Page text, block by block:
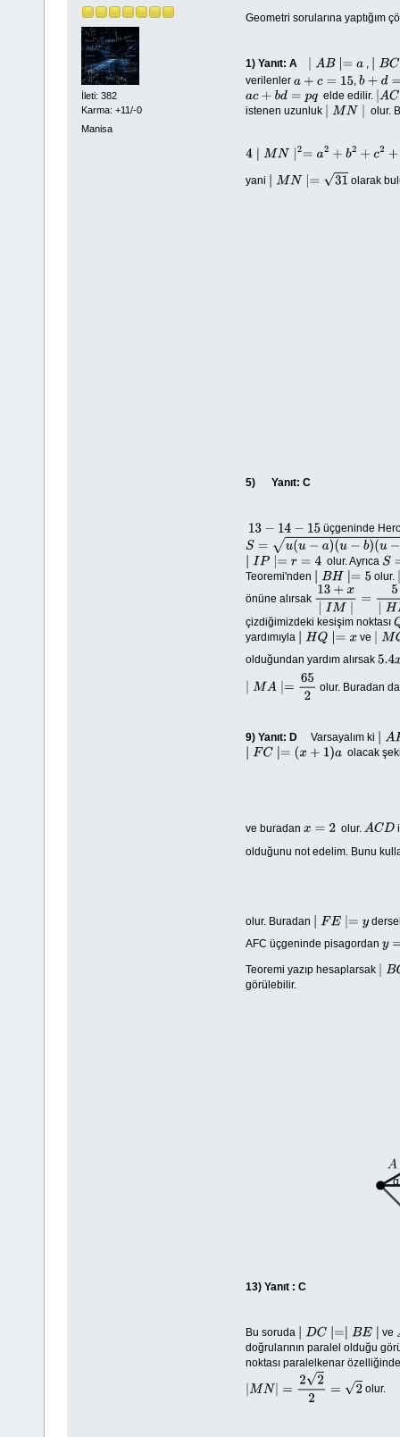
İleti: 382
Karma: +11/-0
Manisa
Geometri sorularına yaptığım
1) Yanıt: A AB∣= a , BC
verilenler a+c=15 ,b +d =43
ac+bd=p q elde edilir. AC|
istenen uzunluk
MN∣ olur.
4∣ MN ∣2 =a 2+b2+ c2
yani MN∣= 31 olarak
5) Yanıt: C
13−14−15
üçgeninde
S=u( u−a)(u− b)( u−c)
IP∣= =4 olur. Ayrıca S=∣
Teoremi'nden
BH∣= 5 olur.
önüne alırsak 13+x∣IM∣ =5 ∣HI∣
çizdiğimizdeki kesişim noktası
yardımıyla
HQ∣= x ve MQ
olduğundan yardım alırsak 5.4x
MA∣= 652 olur. Buradan
9) Yanıt: D Varsayalım ki AK
FC∣= x+ 1 )a olacak
ve buradan x= 2 olur. ACD
olduğunu not edelim. Bunu
olur. Buradan FE∣=
AFC üçgeninde pisagordan y=1
Teoremi yazıp hesaplarsak
BC
görülebilir.
13) Yanıt : C
Bu soruda DC∣=∣BE ∣ ve
doğrularının paralel olduğu
noktası paralelkenar
MN|= 22 =2 olur.